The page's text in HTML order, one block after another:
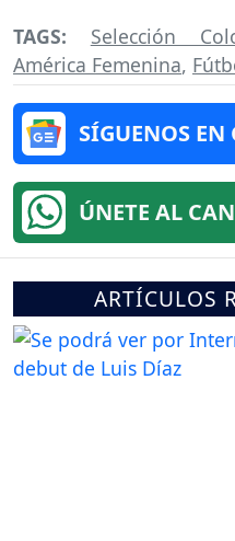
TAGS: Selección
América Femenina,
SÍGUENOS EN
ÚNETE AL
ARTÍCULOS